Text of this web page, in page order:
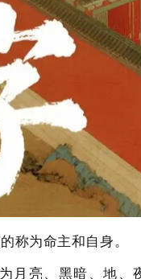
称为命主和自身。
亮、黑暗、地、